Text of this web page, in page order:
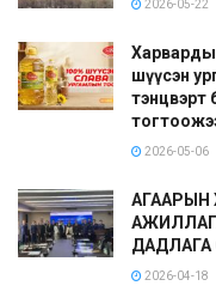
2026-05-22
шүүсэн
2026-05-06
АГААРЫН
2026-04-18